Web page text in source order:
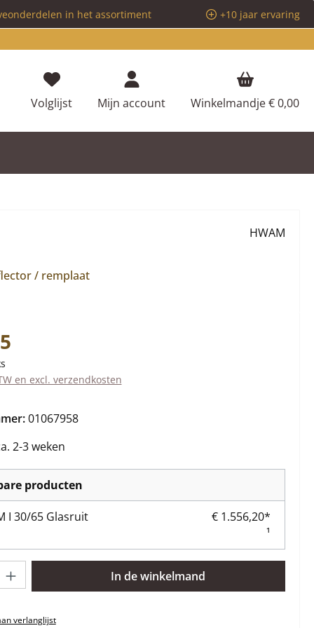
in het assortiment
+10 jaar ervaring
VolglijstJe hebt 0 items op je verlanglijstje
Mijn account Winkelmandje€ 0,00
/ remplaat
HWAM
en excl. verzendkosten
01067958
2-3 weken
producten
I 30/65 Glasruit
€ 1.556,20*
¹
Voer de gewenste hoeveelheid in of gebruik de knoppen
In de winkelmand
verlanglijst